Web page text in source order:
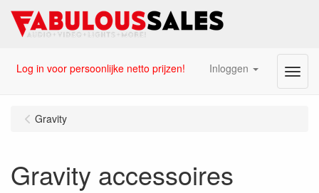
Log in voor persoonlijke netto prijzen! Inloggen Menu
Gravity
Gravity accessoires